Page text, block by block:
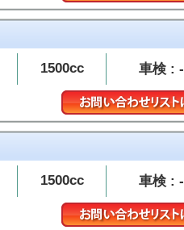
1500cc 車検 : -
1500cc 車検 : -